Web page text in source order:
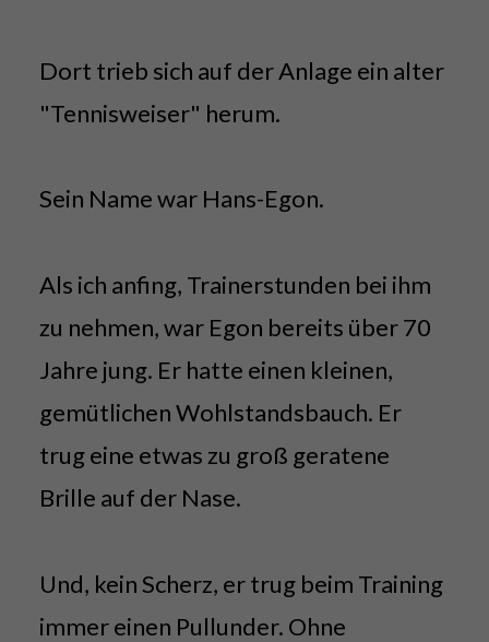
Dort trieb sich auf der Anlage ein alter
"Tennisweiser" herum.
Sein Name war Hans-Egon.
Als ich anfing, Trainerstunden bei ihm
zu nehmen, war Egon bereits über 70
Jahre jung. Er hatte einen kleinen,
gemütlichen Wohlstandsbauch. Er
trug eine etwas zu groß geratene
Brille auf der Nase.
Und, kein Scherz, er trug beim Training
immer einen Pullunder. Ohne